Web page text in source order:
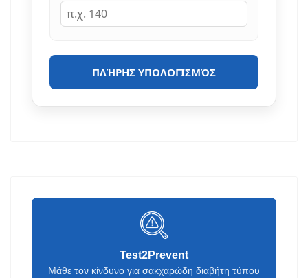
ΠΛΉΡΗΣ ΥΠΟΛΟΓΙΣΜΌΣ
Test2Prevent
Μάθε τον κίνδυνο για σακχαρώδη διαβήτη τύπου